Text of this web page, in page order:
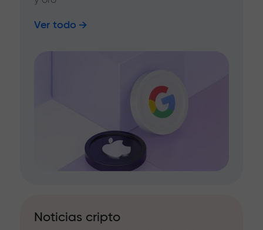
Ver todo
Noticias cripto